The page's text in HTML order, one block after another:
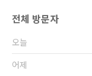
전체 방문자
오늘
어제